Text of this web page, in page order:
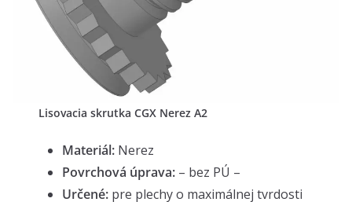
Lisovacia skrutka CGX Nerez A2
Materiál: Nerez
Povrchová úprava: – bez PÚ –
Určené: pre plechy o maximálnej tvrdosti